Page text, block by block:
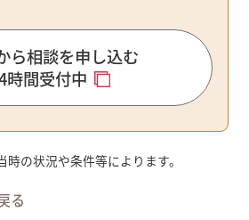
ら相談を申し込む
時間受付中
の状況や条件等によります。
る